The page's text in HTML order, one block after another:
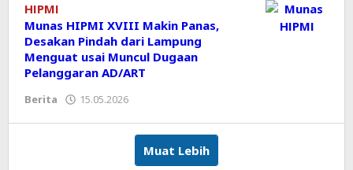
HIPMI
Munas HIPMI XVIII Makin Panas,
Desakan Pindah dari Lampung
Menguat usai Muncul Dugaan
Pelanggaran AD/ART
Berita 15.05.2026
Muat Lebih